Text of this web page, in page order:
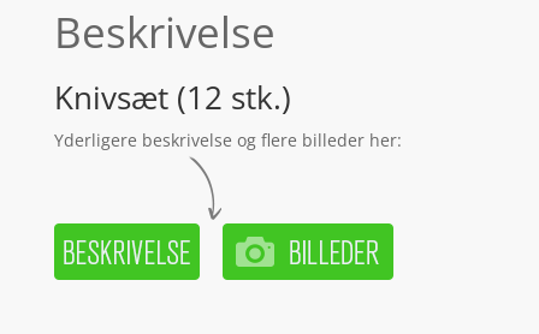
Beskrivelse
Knivsæt (12 stk.)
Yderligere beskrivelse og flere billeder her: